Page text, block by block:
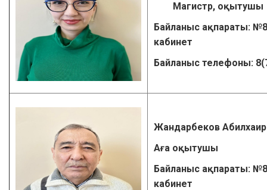
Магистр, оқытушы
Байланыс ақпараты:
кабинет
Байланыс телефоны:
Жандарбеков Абилхаир
Аға оқытушы
Байланыс ақпараты:
кабинет